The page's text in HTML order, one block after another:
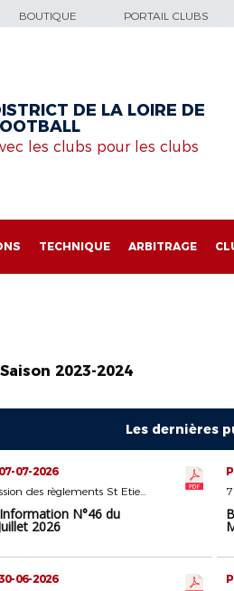
BOUTIQUE PORTAIL CLUBS
DE LA LOIRE DE
les clubs pour les clubs
TECHNIQUE ARBITRAGE
Saison 2023-2024
Les dernières
07-2026
5 - Commission des règlements St Etienne
N°46 du
2026
06-2026